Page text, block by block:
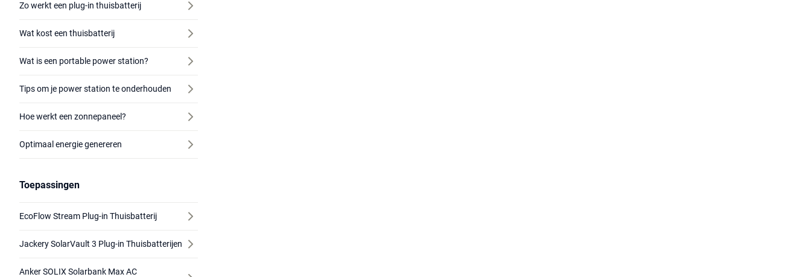
Zo werkt een plug-in thuisbatterij
Wat kost een thuisbatterij
Wat is een portable power station?
Tips om je power station te onderhouden
Hoe werkt een zonnepaneel?
Optimaal energie genereren
Toepassingen
EcoFlow Stream Plug-in Thuisbatterij
Jackery SolarVault 3 Plug-in Thuisbatterijen
Anker SOLIX Solarbank Max AC